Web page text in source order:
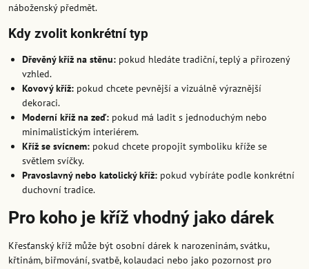
náboženský předmět.
Kdy zvolit konkrétní typ
Dřevěný kříž na stěnu: pokud hledáte tradiční, teplý a přirozený
vzhled.
Kovový kříž: pokud chcete pevnější a vizuálně výraznější
dekoraci.
Moderní kříž na zeď: pokud má ladit s jednoduchým nebo
minimalistickým interiérem.
Kříž se svícnem: pokud chcete propojit symboliku kříže se
světlem svíčky.
Pravoslavný nebo katolický kříž: pokud vybíráte podle konkrétní
duchovní tradice.
Pro koho je kříž vhodný jako dárek
Křesťanský kříž může být osobní dárek k narozeninám, svátku,
křtinám, biřmování, svatbě, kolaudaci nebo jako pozornost pro